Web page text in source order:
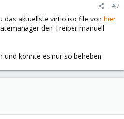
#7
das aktuellste virtio.iso file von hier
den Treiber manuell
und konnte es nur so beheben.